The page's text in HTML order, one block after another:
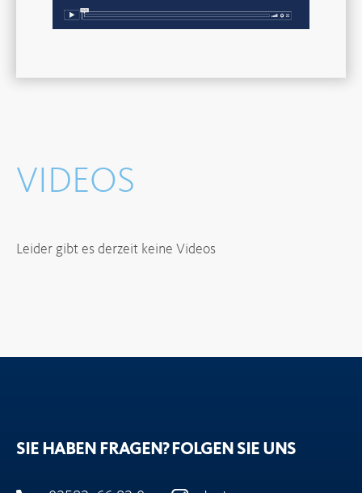
VIDEOS
Leider gibt es derzeit keine Videos
SIE HABEN FRAGEN? FOLGEN SIE UNS